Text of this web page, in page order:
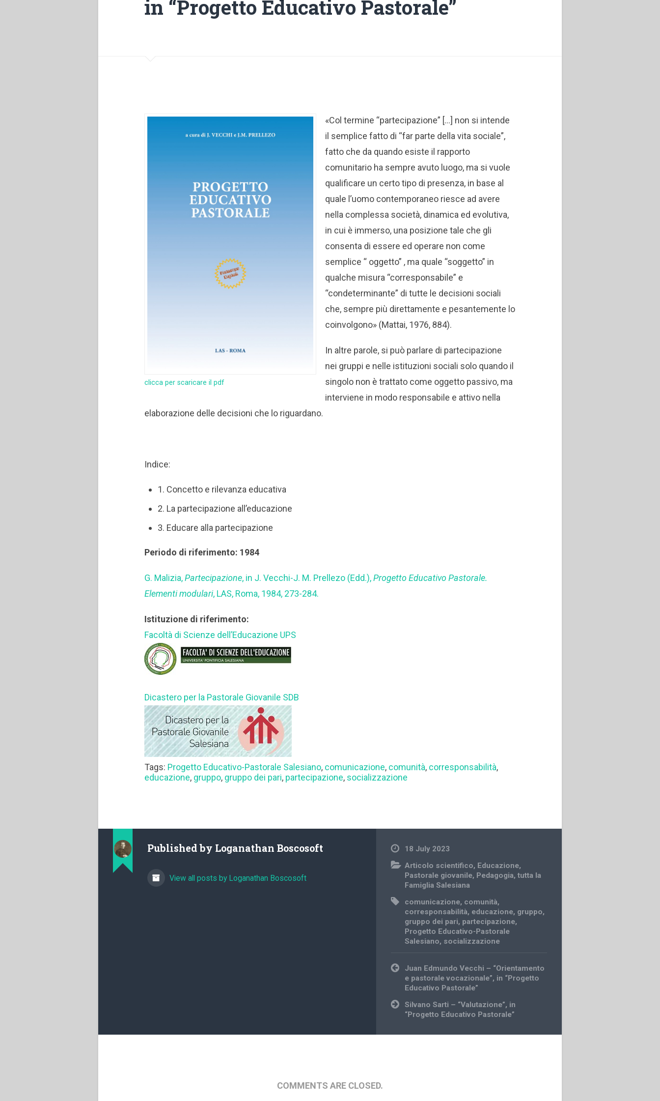
in “Progetto Educativo Pastorale”
clicca per scaricare il pdf
«Col termine “partecipazione” […] non si intende
il semplice fatto di “far parte della vita sociale”,
fatto che da quando esiste il rapporto
comunitario ha sempre avuto luogo, ma si vuole
qualificare un certo tipo di presenza, in base al
quale l’uomo contemporaneo riesce ad avere
nella complessa società, dinamica ed evolutiva,
in cui è immerso, una posizione tale che gli
consenta di essere ed operare non come
semplice “ oggetto” , ma quale “soggetto” in
qualche misura “corresponsabile” e
“condeterminante” di tutte le decisioni sociali
che, sempre più direttamente e pesantemente lo
coinvolgono» (Mattai, 1976, 884).
In altre parole, si può parlare di partecipazione
nei gruppi e nelle istituzioni sociali solo quando il
singolo non è trattato come oggetto passivo, ma
interviene in modo responsabile e attivo nella
elaborazione delle decisioni che lo riguardano.
Indice:
1. Concetto e rilevanza educativa
2. La partecipazione all’educazione
3. Educare alla partecipazione
Periodo di riferimento: 1984
G. Malizia,Partecipazione, in J. Vecchi-J. M. Prellezo (Edd.),Progetto Educativo Pastorale.
Elementi modulari, LAS, Roma, 1984, 273-284.
Istituzione di riferimento:
Facoltà di Scienze dell’Educazione UPS
Dicastero per la Pastorale Giovanile SDB
Tags: Progetto Educativo-Pastorale Salesiano, comunicazione, comunità, corresponsabilità,
educazione, gruppo, gruppo dei pari, partecipazione, socializzazione
Published by Loganathan Boscosoft
View all posts by Loganathan Boscosoft
18 July 2023
Articolo scientifico, Educazione,
Pastorale giovanile, Pedagogia,tutta la
Famiglia Salesiana
comunicazione, comunità,
corresponsabilità, educazione, gruppo,
gruppo dei pari, partecipazione,
Progetto Educativo-Pastorale
Salesiano, socializzazione
Post
navigation
Juan Edmundo Vecchi – “Orientamento
e pastorale vocazionale”, in “Progetto
Educativo Pastorale”
Silvano Sarti – “Valutazione”, in
“Progetto Educativo Pastorale”
COMMENTS ARE CLOSED.